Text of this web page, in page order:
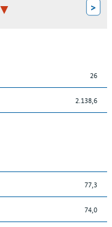
>
26
2.138,6
77,3
74,0